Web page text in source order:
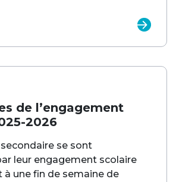
de l’engagement
2026
se sont
leur engagement scolaire
une fin de semaine de